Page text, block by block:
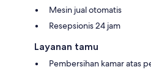
Mesin jual otomatis
Resepsionis 24 jam
Layanan tamu
Pembersihan kamar atas